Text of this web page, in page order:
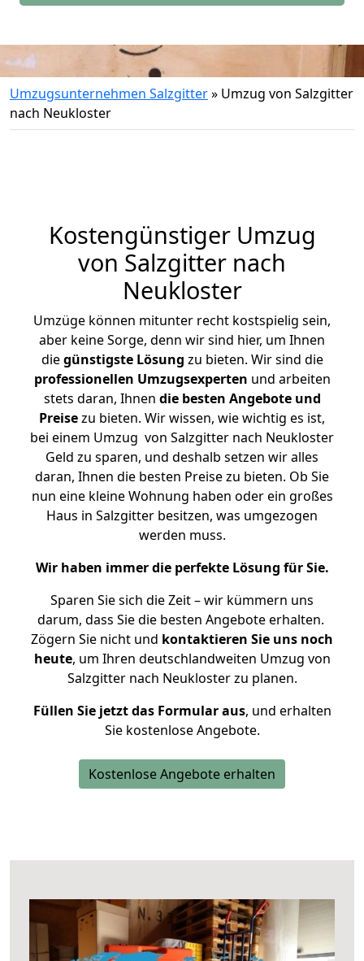
Umzugsunternehmen Salzgitter» Umzug von Salzgitter
nach Neukloster
Kostengünstiger Umzug
von Salzgitter nach
Neukloster
Umzüge können mitunter recht kostspielig sein,
aber keine Sorge, denn wir sind hier, um Ihnen
diegünstigste Lösung zu bieten. Wir sind die
professionellen Umzugsexperten und arbeiten
stets daran, Ihnen die besten Angebote und
Preisezu bieten. Wir wissen, wie wichtig es ist,
bei einem Umzug von Salzgitter nach Neukloster
Geld zu sparen, und deshalb setzen wir alles
daran, Ihnen die besten Preise zu bieten. Ob Sie
nun eine kleine Wohnung haben oder ein großes
Haus in Salzgitter besitzen, was umgezogen
werden muss.
Wir haben immer die perfekte Lösung für Sie.
Sparen Sie sich die Zeit – wir kümmern uns
darum, dass Sie die besten Angebote erhalten.
Zögern Sie nicht und kontaktieren Sie uns noch
heute, um Ihren deutschlandweiten Umzug von
Salzgitter nach Neukloster zu planen.
Füllen Sie jetzt das Formular aus, und erhalten
Sie kostenlose Angebote.
Kostenlose Angebote erhalten